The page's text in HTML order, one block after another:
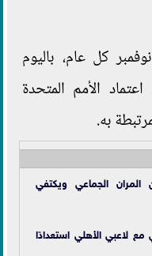
فى الـ20 من نوفمبر كل عام، باليوم
الأمم المتحدة
به.
الجماعي ويكتفي
لاعبي الأهلي استعدادًا